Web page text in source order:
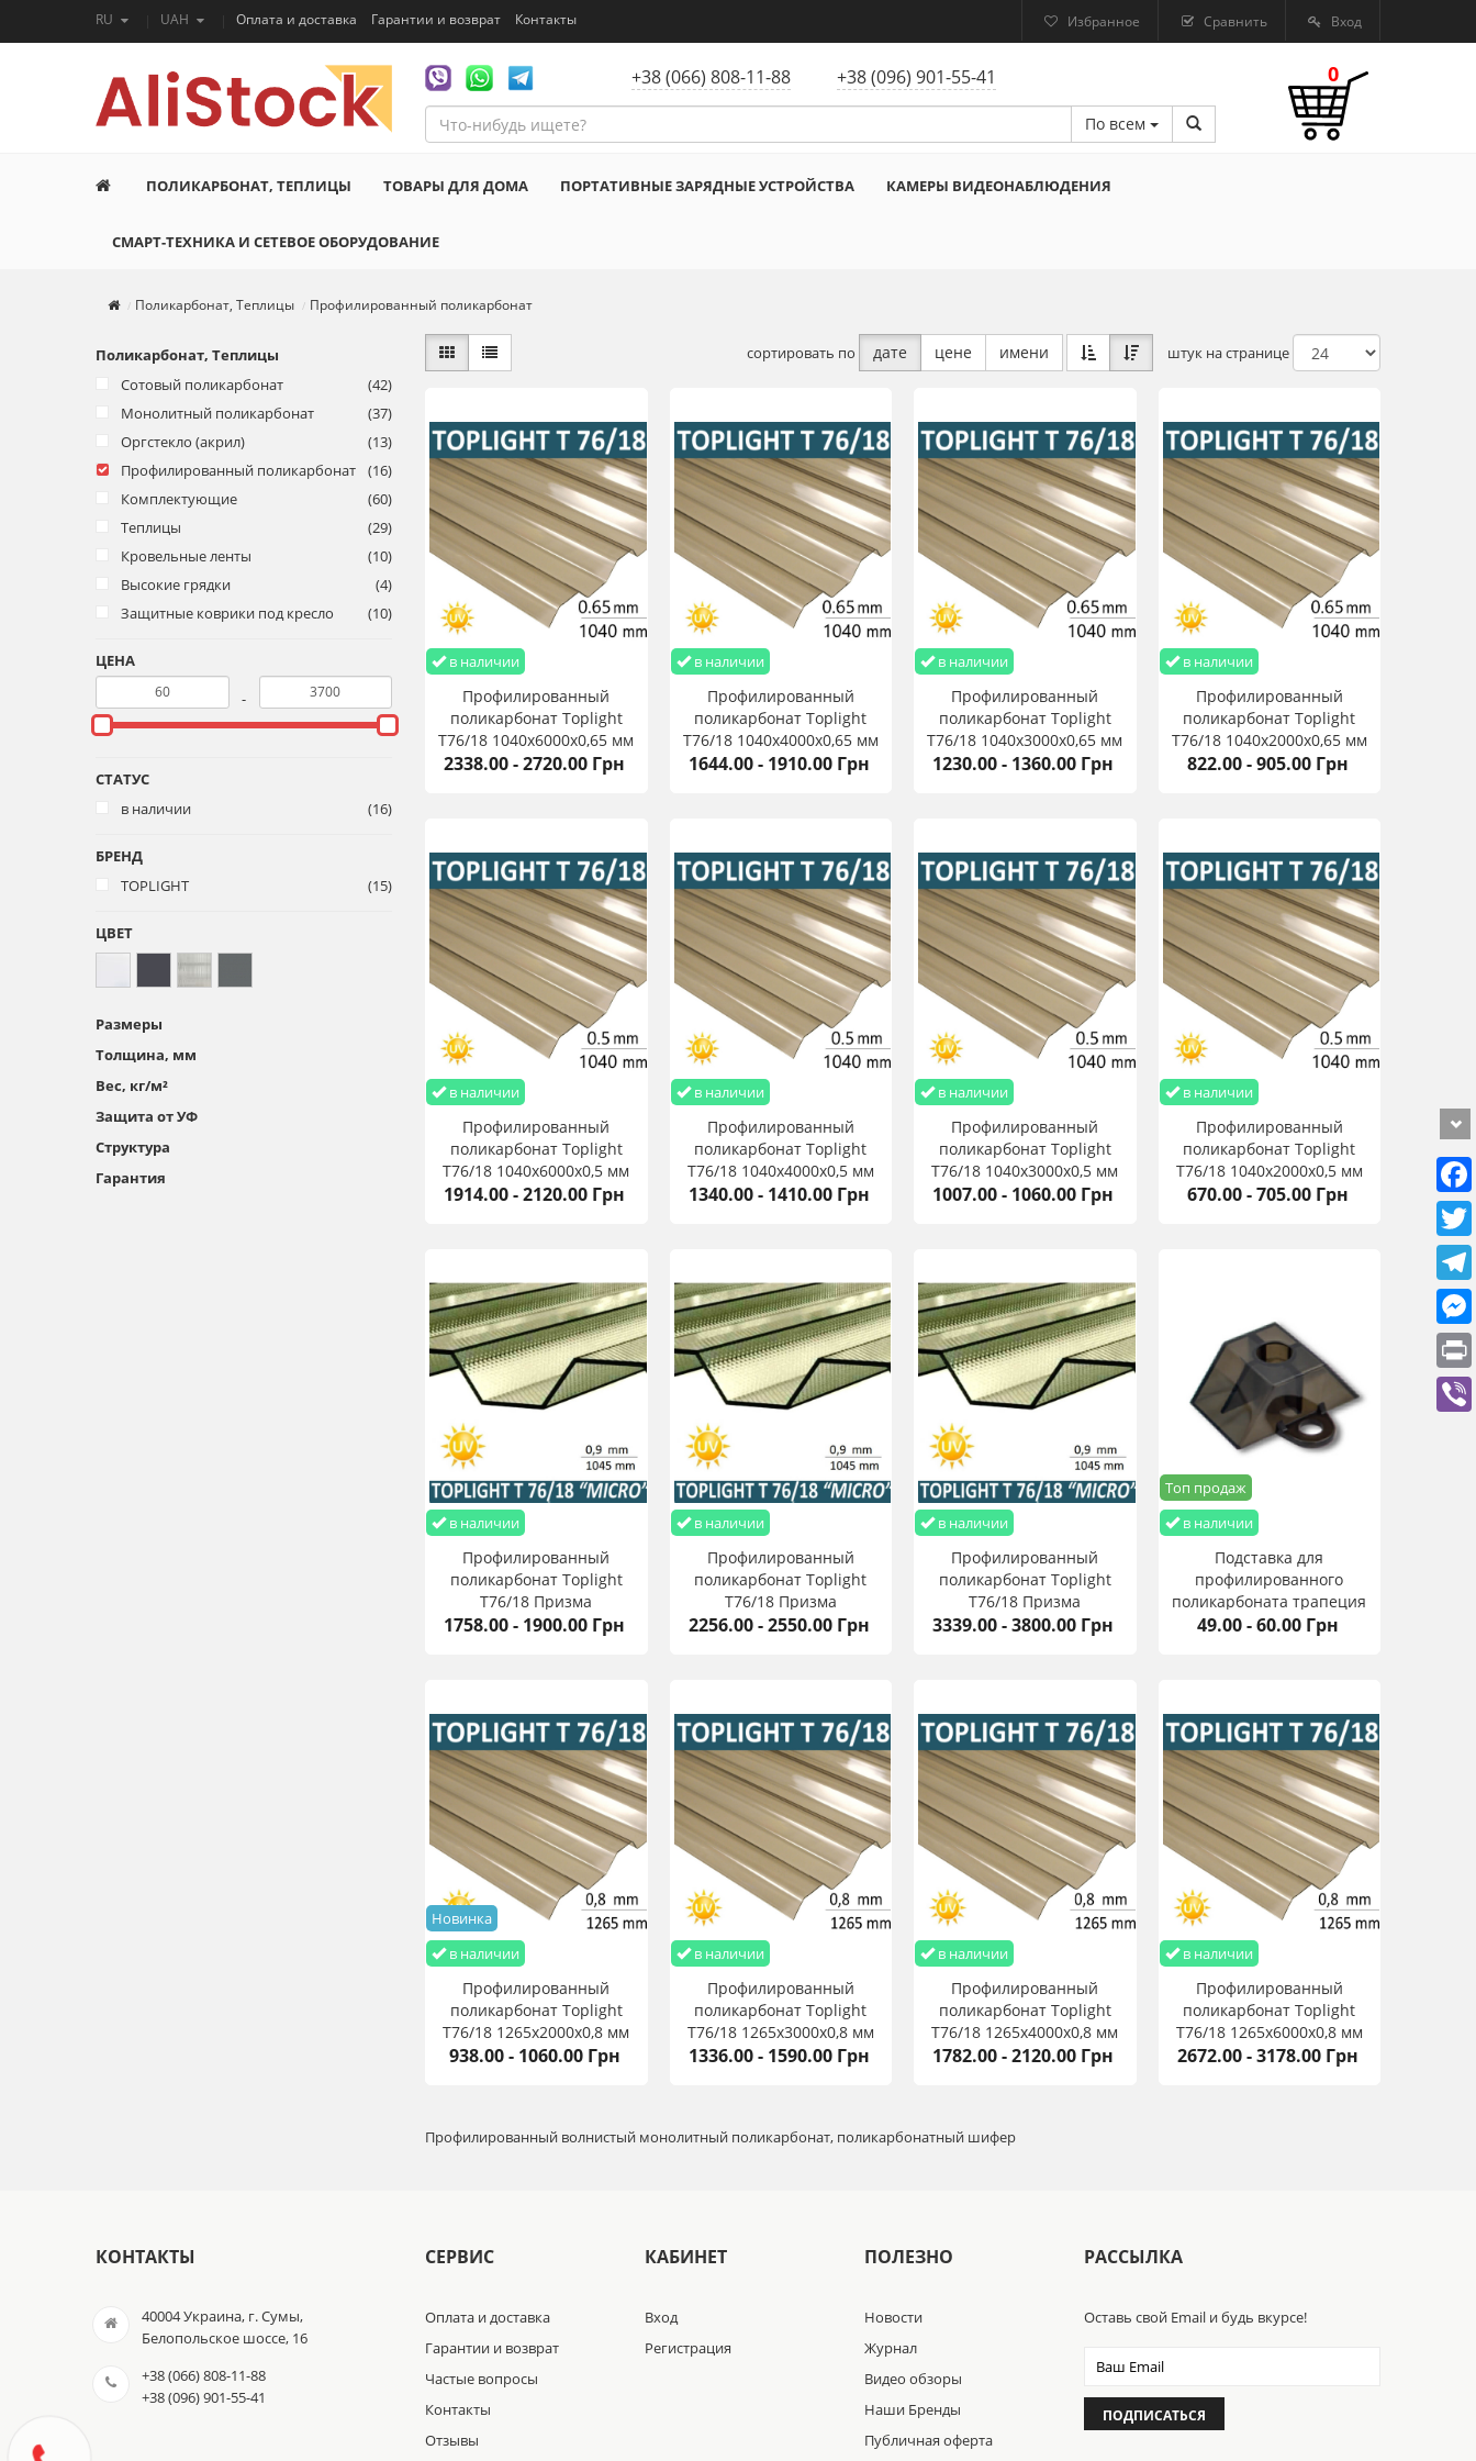
RU UAH Оплата и доставка Гарантии и возврат Контакты Избранное Сравнить Вход
+38 (066) 808-11-88 +38 (096) 901-55-41
По всем
0
ПОЛИКАРБОНАТ, ТЕПЛИЦЫ ТОВАРЫ ДЛЯ ДОМА ПОРТАТИВНЫЕ ЗАРЯДНЫЕ УСТРОЙСТВА КАМЕРЫ ВИДЕОНАБЛЮДЕНИЯ
СМАРТ-ТЕХНИКА И СЕТЕВОЕ ОБОРУДОВАНИЕ
Поликарбонат, Теплицы Профилированный поликарбонат
Поликарбонат, Теплицы
Сотовый поликарбонат
(42)
Монолитный поликарбонат
(37)
Оргстекло (акрил)
(13)
Профилированный поликарбонат
(16)
Комплектующие
(60)
Теплицы
(29)
Кровельные ленты
(10)
Высокие грядки
(4)
Защитные коврики под кресло
(10)
ЦЕНА
-
СТАТУС
в наличии
(16)
БРЕНД
TOPLIGHT
(15)
ЦВЕТ
Размеры
Толщина, мм
Вес, кг/м²
Защита от УФ
Структура
Гарантия
сортировать по дате цене имени штук на странице
в наличии
Профилированный
поликарбонат Toplight
T76/18 1040х6000х0,65 мм
2338.00 - 2720.00 Грн
в наличии
Профилированный
поликарбонат Toplight
T76/18 1040х4000х0,65 мм
1644.00 - 1910.00 Грн
в наличии
Профилированный
поликарбонат Toplight
T76/18 1040х3000х0,65 мм
1230.00 - 1360.00 Грн
в наличии
Профилированный
поликарбонат Toplight
T76/18 1040х2000х0,65 мм
822.00 - 905.00 Грн
в наличии
Профилированный
поликарбонат Toplight
T76/18 1040х6000х0,5 мм
1914.00 - 2120.00 Грн
в наличии
Профилированный
поликарбонат Toplight
T76/18 1040х4000х0,5 мм
1340.00 - 1410.00 Грн
в наличии
Профилированный
поликарбонат Toplight
T76/18 1040х3000х0,5 мм
1007.00 - 1060.00 Грн
в наличии
Профилированный
поликарбонат Toplight
T76/18 1040х2000х0,5 мм
670.00 - 705.00 Грн
в наличии
Профилированный
поликарбонат Toplight
T76/18 Призма
1045х3000х0,9 мм
1758.00 - 1900.00 Грн
в наличии
Профилированный
поликарбонат Toplight
T76/18 Призма
1045х4000х0,9 мм
2256.00 - 2550.00 Грн
в наличии
Профилированный
поликарбонат Toplight
T76/18 Призма
1045х6000х0,9 мм
3339.00 - 3800.00 Грн
в наличии
Топ продаж
Подставка для
профилированного
поликарбоната трапеция
Грека (10 шт)
49.00 - 60.00 Грн
в наличии
Новинка
Профилированный
поликарбонат Toplight
T76/18 1265х2000х0,8 мм
938.00 - 1060.00 Грн
в наличии
Профилированный
поликарбонат Toplight
T76/18 1265х3000х0,8 мм
1336.00 - 1590.00 Грн
в наличии
Профилированный
поликарбонат Toplight
T76/18 1265х4000х0,8 мм
1782.00 - 2120.00 Грн
в наличии
Профилированный
поликарбонат Toplight
T76/18 1265х6000х0,8 мм
2672.00 - 3178.00 Грн
Профилированный волнистый монолитный поликарбонат, поликарбонатный шифер
КОНТАКТЫ
40004 Украина, г. Сумы,
Белопольское шоссе, 16
+38 (066) 808-11-88
+38 (096) 901-55-41
СЕРВИС
Оплата и доставка
Гарантии и возврат
Частые вопросы
Контакты
Отзывы
КАБИНЕТ
Вход
Регистрация
ПОЛЕЗНО
Новости
Журнал
Видео обзоры
Наши Бренды
Публичная оферта
РАССЫЛКА
Оставь свой Email и будь вкурсе!
ПОДПИСАТЬСЯ